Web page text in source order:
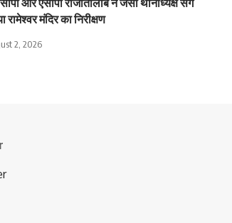
और एसीपी राजातालाब ने जंसा थानाध्यक्ष संग
रामेश्वर मंदिर का निरीक्षण
2, 2026